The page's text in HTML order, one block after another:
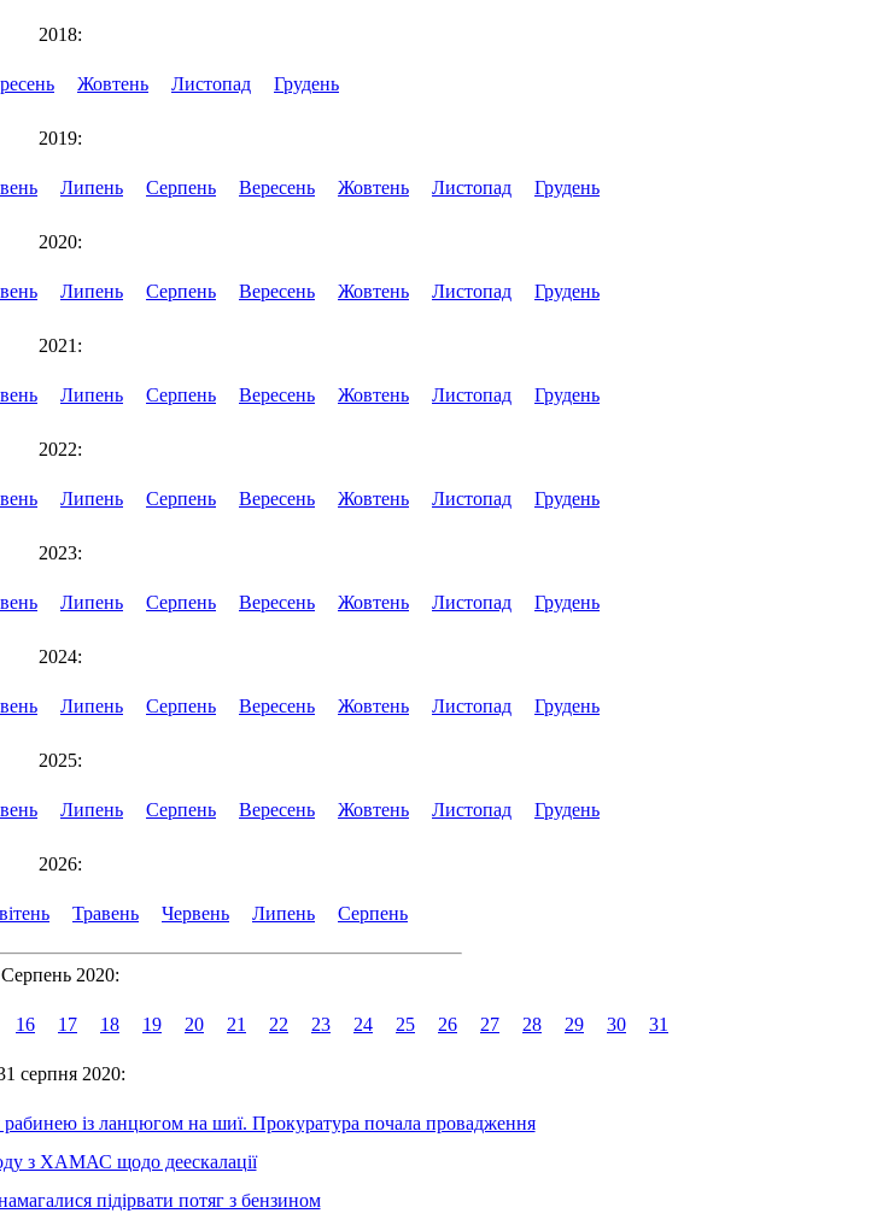
2018:
Жовтень Листопад Грудень
2019:
Липень Серпень Вересень Жовтень Листопад Грудень
2020:
Липень Серпень Вересень Жовтень Листопад Грудень
2021:
Липень Серпень Вересень Жовтень Листопад Грудень
2022:
Липень Серпень Вересень Жовтень Листопад Грудень
2023:
Липень Серпень Вересень Жовтень Листопад Грудень
2024:
Липень Серпень Вересень Жовтень Листопад Грудень
2025:
Липень Серпень Вересень Жовтень Листопад Грудень
2026:
Травень Червень Липень Серпень
Серпень 2020:
16 17 18 19 20 21 22 23 24 25 26 27 28 29 30 31
серпня 2020:
із ланцюгом на шиї. Прокуратура почала провадження
з ХАМАС щодо деескалації
підірвати потяг з бензином